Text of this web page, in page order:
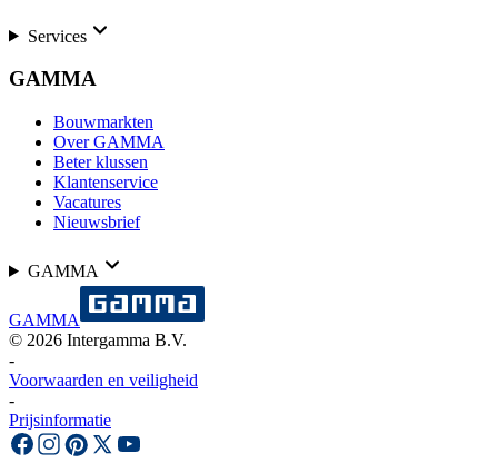
Services
GAMMA
Bouwmarkten
Over GAMMA
Beter klussen
Klantenservice
Vacatures
Nieuwsbrief
GAMMA
GAMMA
© 2026 Intergamma B.V.
-
Voorwaarden en veiligheid
-
Prijsinformatie